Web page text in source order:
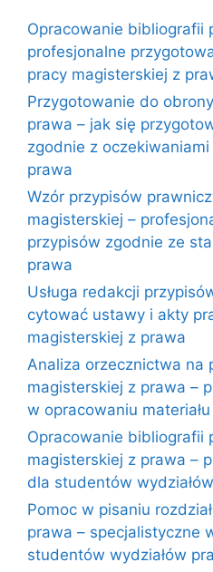
Opracowanie bibliografii
profesjonalne
pracy magisterskiej z
Przygotowanie do
prawa – jak się
zgodnie z oczekiwaniami
prawa
Wzór przypisów
magisterskiej –
przypisów zgodnie ze
prawa
Usługa redakcji
cytować ustawy i akty
magisterskiej z prawa
Analiza orzecznictwa na
magisterskiej z prawa –
w opracowaniu
Opracowanie bibliografii
magisterskiej z prawa –
dla studentów
Pomoc w pisaniu
prawa – specjalistyczne
studentów wydziałów